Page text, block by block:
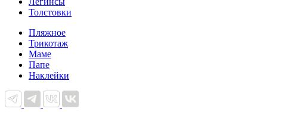
Толстовки
Пляжное
Трикотаж
Маме
Папе
Наклейки